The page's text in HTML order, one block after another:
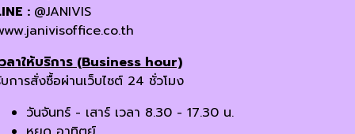
: @JANIVIS
ลาให้บริการ (Business hour)
การสั่งซื้อผ่านเว็บไซต์ 24 ชั่วโมง
วันจันทร์ - เสาร์ เวลา 8.30 - 17.30 น.